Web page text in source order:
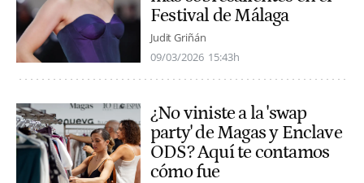
Festival de Málaga
Judit Griñán
09/03/2026 15:43h
¿No viniste a la 'swap
party' de Magas y Enclave
ODS? Aquí te contamos
cómo fue